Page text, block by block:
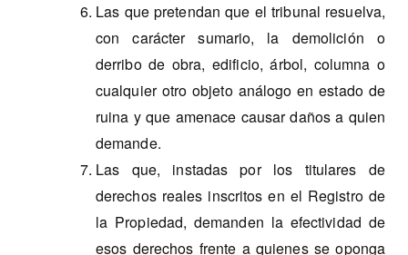
Las que pretendan que el tribunal resuelva,
con carácter sumario, la demolición o
derribo de obra, edificio, árbol, columna o
cualquier otro objeto análogo en estado de
ruina y que amenace causar daños a quien
demande.
Las que, instadas por los titulares de
derechos reales inscritos en el Registro de
la Propiedad, demanden la efectividad de
esos derechos frente a quienes se oponga